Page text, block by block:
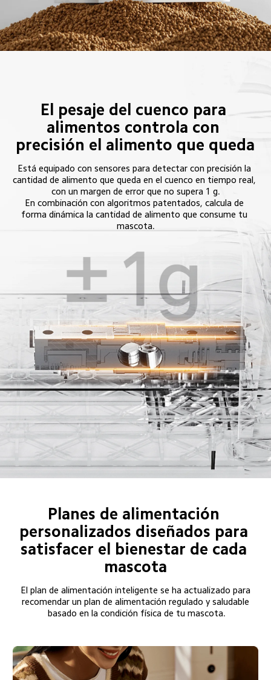
El pesaje del cuenco para
alimentos controla con
precisión el alimento que queda
Está equipado con sensores para detectar con precisión la
cantidad de alimento que queda en el cuenco en tiempo real,
con un margen de error que no supera 1 g.
En combinación con algoritmos patentados, calcula de
forma dinámica la cantidad de alimento que consume tu
mascota.
Planes de alimentación
personalizados diseñados para
satisfacer el bienestar de cada
mascota
El plan de alimentación inteligente se ha actualizado para
recomendar un plan de alimentación regulado y saludable
basado en la condición física de tu mascota.